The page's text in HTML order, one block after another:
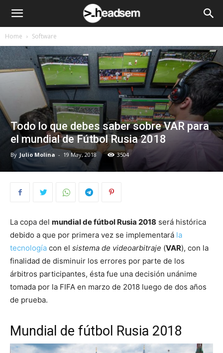
Home Software
Todo lo que debes saber sobre VAR para
el mundial de Fútbol Rusia 2018
By Julio Molina - 19 May, 2018 3504
La copa del mundial de fútbol Rusia 2018 será histórica
debido a que por primera vez se implementará la
tecnología con el sistema de videoarbitraje (VAR), con la
finalidad de disminuir los errores por parte de los
árbitros participantes, ésta fue una decisión unánime
tomada por la FIFA en marzo de 2018 luego de dos años
de prueba.
Mundial de fútbol Rusia 2018